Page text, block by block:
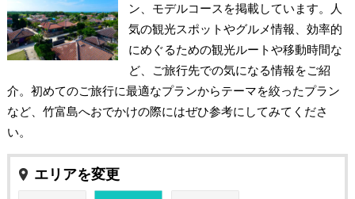
ン、モデルコースを掲載しています。人
気の観光スポットやグルメ情報、効率的
にめぐるための観光ルートや移動時間な
ど、ご旅行先での気になる情報をご紹
介。初めてのご旅行に最適なプランからテーマを絞ったプラン
など、竹富島へおでかけの際にはぜひ参考にしてみてくださ
い。
エリアを変更